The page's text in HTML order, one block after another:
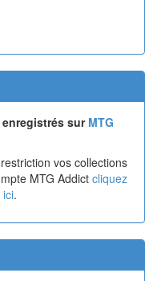
enregistrés sur MTG
vos collections
MTG Addict cliquez
ici.